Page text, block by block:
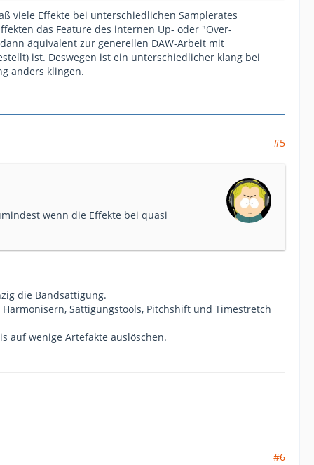
viele Effekte bei unterschiedlichen Samplerates
das Feature des internen Up- oder "Over-
äquivalent zur generellen DAW-Arbeit mit
ist. Deswegen ist ein unterschiedlicher klang bei
anders klingen.
#5
wenn die Effekte bei quasi
die Bandsättigung.
Sättigungstools, Pitchshift und Timestretch
auf wenige Artefakte auslöschen.
#6